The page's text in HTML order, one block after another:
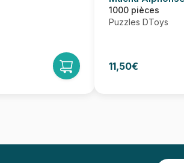
1000 pièces
Puzzles DToys
11,50€